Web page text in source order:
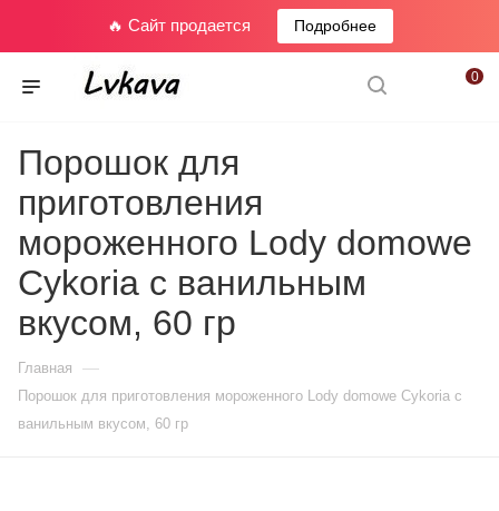
🔥 Сайт продается Подробнее
0
Порошок для
приготовления
мороженного Lody domowe
Cykoria с ванильным
вкусом, 60 гр
Главная —
Порошок для приготовления мороженного Lody domowe Cykoria с
ванильным вкусом, 60 гр